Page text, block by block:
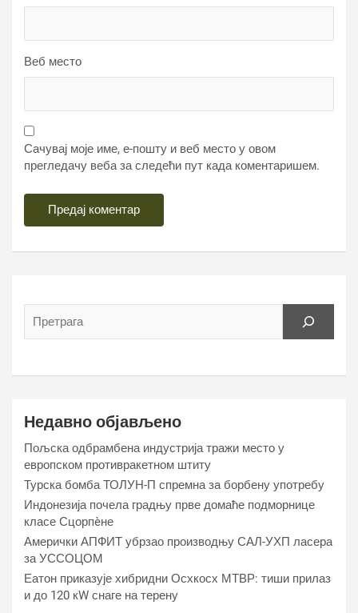
Веб место
Сачувај моје име, е-пошту и веб место у овом
прегледачу веба за следећи пут када коментаришем.
Недавно објављено
Пољска одбрамбена индустрија тражи место у
европском противракетном штиту
Турска бомба ТОЛУН-П спремна за борбену употребу
Индонезија почела градњу прве домаће подморнице
класе Сцорпèне
Амерички АПФИТ убрзао производњу САЛ-УХП ласера
за УССОЦОМ
Еатон приказује хибридни Осхкосх МТВР: тиши прилаз
и до 120 кW снаге на терену